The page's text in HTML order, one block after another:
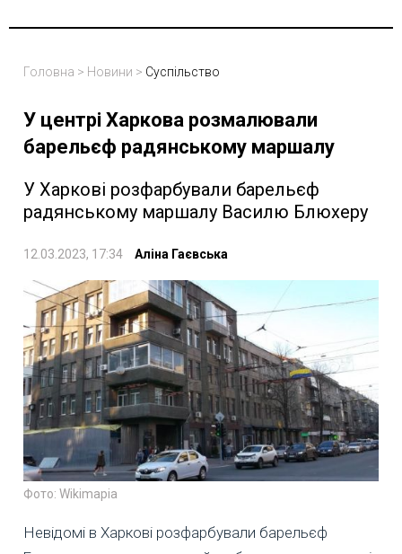
Головна > Новини > Суспільство
У центрі Харкова розмалювали
барельєф радянському маршалу
У Харкові розфарбували барельєф
радянському маршалу Василю Блюхеру
12.03.2023, 17:34 Аліна Гаєвська
Фото: Wikimapia
Невідомі в Харкові розфарбували барельєф